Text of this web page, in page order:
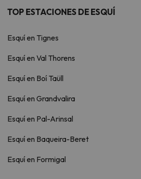
TOP ESTACIONES DE ESQUÍ
Esquí en Tignes
Esquí en Val Thorens
Esquí en Boí Taüll
Esquí en Grandvalira
Esquí en Pal-Arinsal
Esquí en Baqueira-Beret
Esquí en Formigal